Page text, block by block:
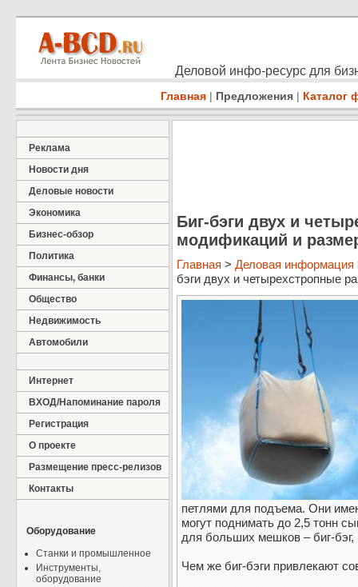
Деловой инфо-ресурс для
Главная | Предложения | Каталог
Реклама
Новости дня
Деловые новости
Экономика
Бизнес-обзор
Политика
Финансы, банки
Общество
Недвижимость
Автомобили
Интернет
ВХОД/Напоминание пароля
Регистрация
О проекте
Размещение пресс-релизов
Контакты
Оборудование
Станки и промышленное
Инструменты,
оборудование
Биг-бэги двух и
модификаций и
Главная > Деловая информация
бэги двух и четырехстропные
петлями для подъема. Они
могут поднимать до 2,5 тонн
для больших мешков – биг-бэг,
Чем же биг-бэги привлекают